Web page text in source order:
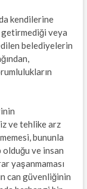
kendilerine
veya
belediyelerin
ve tehlike arz
bununla
olduğu ve insan
yaşanmaması
can güvenliğinin